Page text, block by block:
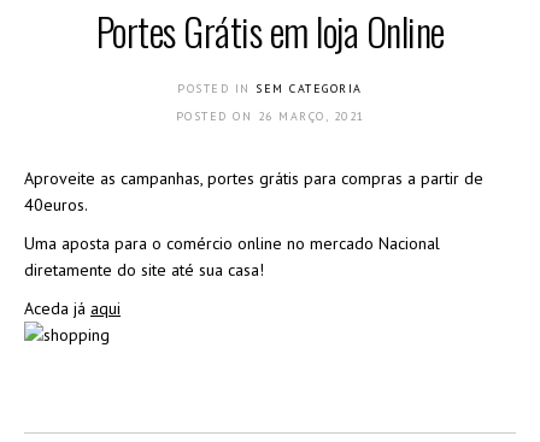
Portes Grátis em loja Online
POSTED IN
SEM CATEGORIA
POSTED ON
26 MARÇO, 2021
Aproveite as campanhas, portes grátis para compras a partir de
40euros.
Uma aposta para o comércio online no mercado Nacional
diretamente do site até sua casa!
Aceda já aqui